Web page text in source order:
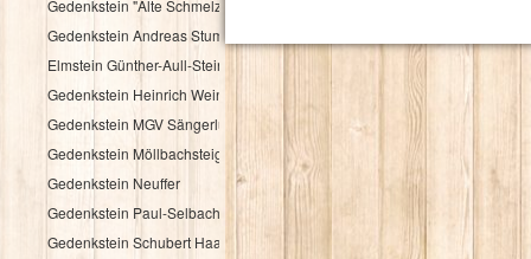
Gedenkstein "Alte Schmelz"
Gedenkstein Andreas Stumpf
Elmstein Günther-Aull-Stein
Gedenkstein Heinrich Weintz
Gedenkstein MGV Sängerlust Elmstein
Gedenkstein Möllbachsteige
Gedenkstein Neuffer
Gedenkstein Paul-Selbach-Ruh
Gedenkstein Schubert Haag